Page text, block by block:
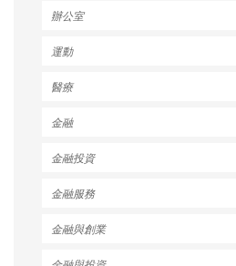
辦公室
運動
醫療
金融
金融投資
金融服務
金融與創業